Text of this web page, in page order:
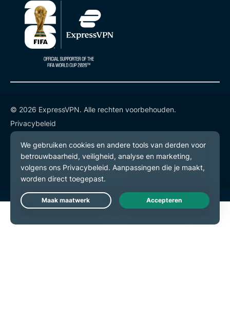
© 2026 ExpressVPN. Alle rechten voorbehouden.
Privacybeleid
Gebruiksvoorwaarden
Cookievoorkeuren
Live Chat